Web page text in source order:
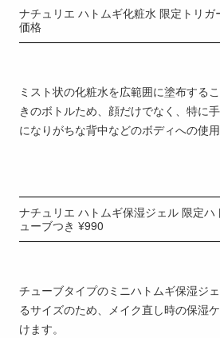
ナチュリエ ハトムギ化粧水 限定トリガ
価格
ミスト状の化粧水を広範囲に塗布する
きのボトルため、顔だけでなく、特に
になりがちな背中などのボディへの使用
ナチュリエ ハトムギ保湿ジェル 限定
ューブつき ¥990
チューブタイプのミニハトムギ保湿ジ
るサイズのため、メイク直し時の保湿
けます。